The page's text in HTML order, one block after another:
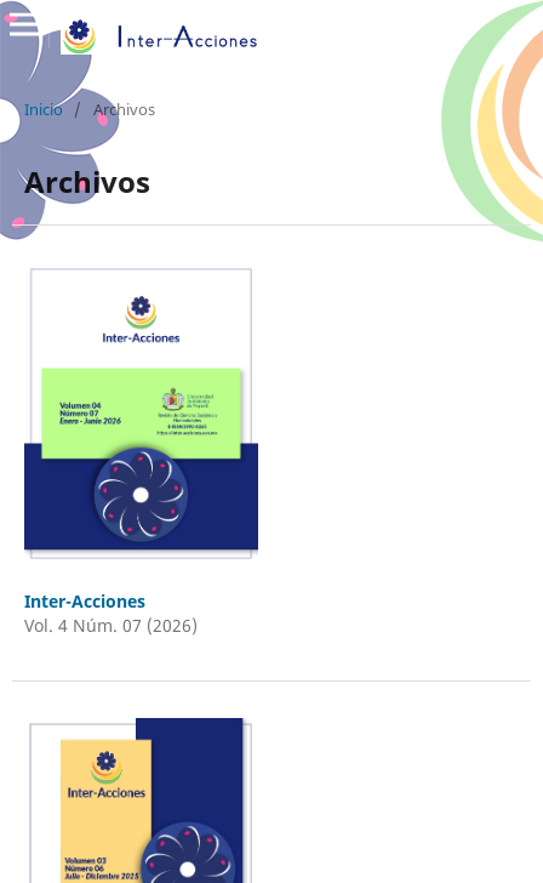
Inicio / Archivos
Archivos
Inter-Acciones
Vol. 4 Núm. 07 (2026)